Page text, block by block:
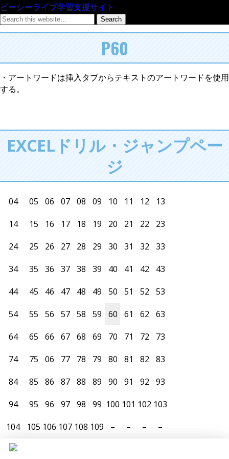
ピーシーライブ学習支援サイト
P60
・アートワードは挿入タブからテキストのアートワードを使用
する。
EXCELドリル・ジャンプペー
ジ
04 05 06 07 08 09 10 11 12
13
14
15 16 17 18 19 20 21 22
23
24
25 26 27 28 29 30 31 32
33
34
35 36 37 38 39 40 41 42
43
44
45 46 47 48 49 50 51 52
53
54
55 56 57 58 59 60 61 62
63
64
65 66 67 68 69 70 71 72
73
74
75 06 77 78 79 80 81 82
83
84
85 86 87 88 89 90 91 92
93
94
95 96 97 98 99 100 101 102 103
104
105 106 107 108 109 – – – –